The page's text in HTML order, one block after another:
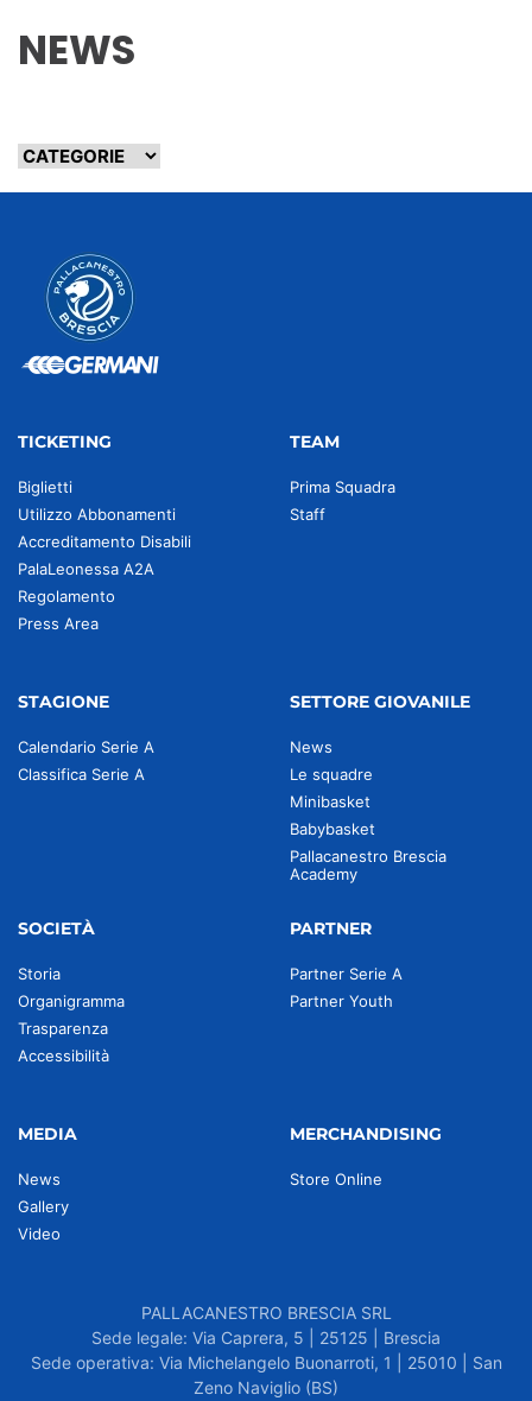
NEWS
TICKETING
Biglietti
Utilizzo Abbonamenti
Accreditamento Disabili
PalaLeonessa A2A
Regolamento
Press Area
TEAM
Prima Squadra
Staff
STAGIONE
Calendario Serie A
Classifica Serie A
SETTORE GIOVANILE
News
Le squadre
Minibasket
Babybasket
Pallacanestro Brescia
Academy
SOCIETÀ
Storia
Organigramma
Trasparenza
Accessibilità
PARTNER
Partner Serie A
Partner Youth
MEDIA
News
Gallery
Video
MERCHANDISING
Store Online
PALLACANESTRO BRESCIA SRL
Sede legale: Via Caprera, 5 | 25125 | Brescia
Sede operativa: Via Michelangelo Buonarroti, 1 | 25010 | San
Zeno Naviglio (BS)